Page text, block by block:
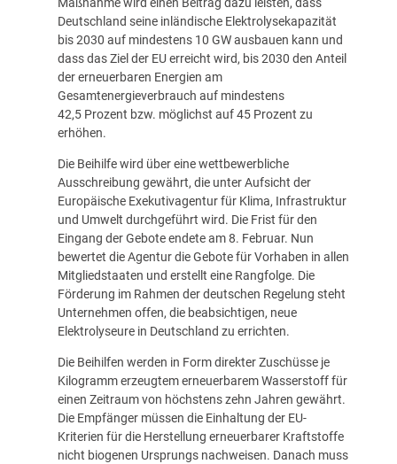
Deutschland seine inländische Elektrolysekapazität
bis 2030 auf mindestens 10 GW ausbauen kann und
dass das Ziel der EU erreicht wird, bis 2030 den Anteil
der erneuerbaren Energien am
Gesamtenergieverbrauch auf mindestens
42,5 Prozent bzw. möglichst auf 45 Prozent zu
erhöhen.
Die Beihilfe wird über eine wettbewerbliche
Ausschreibung gewährt, die unter Aufsicht der
Europäische Exekutivagentur für Klima, Infrastruktur
und Umwelt durchgeführt wird. Die Frist für den
Eingang der Gebote endete am 8. Februar. Nun
bewertet die Agentur die Gebote für Vorhaben in allen
Mitgliedstaaten und erstellt eine Rangfolge. Die
Förderung im Rahmen der deutschen Regelung steht
Unternehmen offen, die beabsichtigen, neue
Elektrolyseure in Deutschland zu errichten.
Die Beihilfen werden in Form direkter Zuschüsse je
Kilogramm erzeugtem erneuerbarem Wasserstoff für
einen Zeitraum von höchstens zehn Jahren gewährt.
Die Empfänger müssen die Einhaltung der EU-
Kriterien fürdie Herstellung erneuerbarer Kraftstoffe
nicht biogenen Ursprungs nachweisen. Danach muss